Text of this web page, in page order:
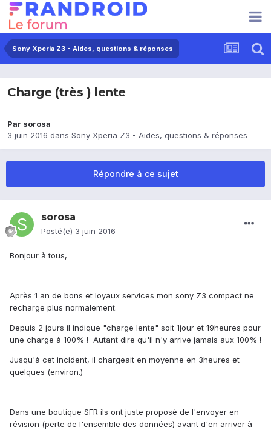
Sony Xperia Z3 - Aides, questions & réponses
Charge (très ) lente
Par sorosa
3 juin 2016 dans Sony Xperia Z3 - Aides, questions & réponses
Répondre à ce sujet
sorosa
Posté(e) 3 juin 2016
Bonjour à tous,
Après 1 an de bons et loyaux services mon sony Z3 compact ne
recharge plus normalement.
Depuis 2 jours il indique "charge lente" soit 1jour et 19heures pour
une charge à 100% ! Autant dire qu'il n'y arrive jamais aux 100% !
Jusqu'à cet incident, il chargeait en moyenne en 3heures et
quelques (environ.)
Dans une boutique SFR ils ont juste proposé de l'envoyer en
révision (perte de l'ensemble des données) avant d'en arriver à